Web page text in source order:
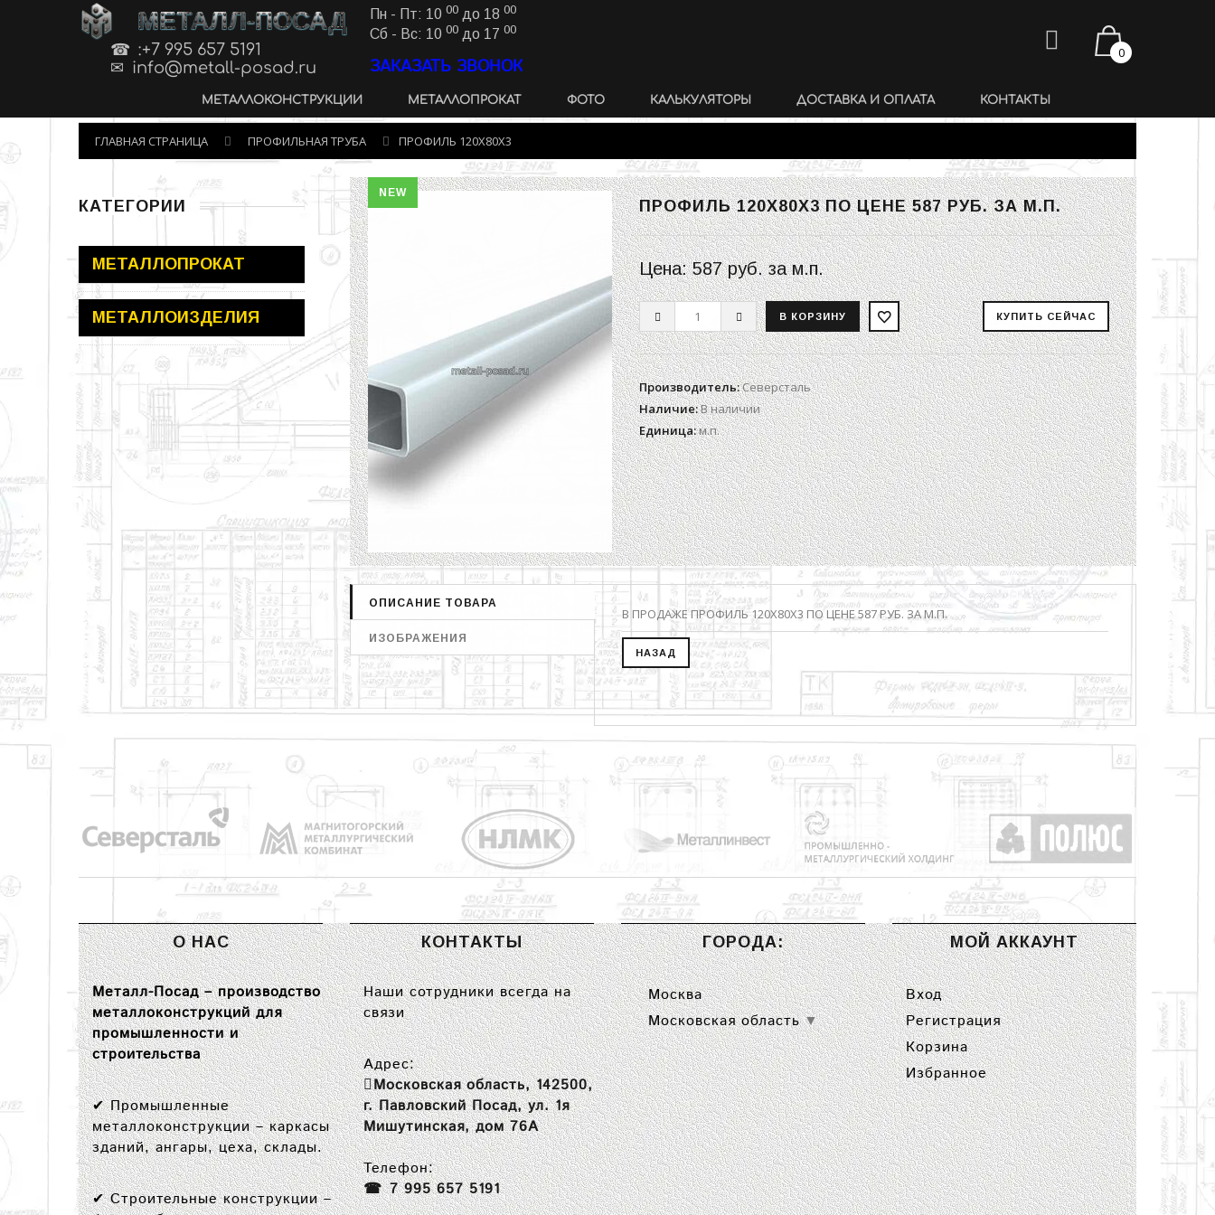
МЕТАЛЛ-ПОСАД
:+7 995 657 5191
info@metall-posad.ru
Пн - Пт: 10 00 до 18 00
Сб - Вс: 10 00 до 17 00
ЗАКАЗАТЬ ЗВОНОК
0
МЕТАЛЛОКОНСТРУКЦИИ МЕТАЛЛОПРОКАТ ФОТО КАЛЬКУЛЯТОРЫ ДОСТАВКА И ОПЛАТА КОНТАКТЫ
ГЛАВНАЯ СТРАНИЦА ПРОФИЛЬНАЯ ТРУБА ПРОФИЛЬ 120Х80Х3
NEW
ПРОФИЛЬ 120Х80Х3 ПО ЦЕНЕ587 РУБ.ЗА М.П.
Цена:587 руб.за м.п.
Производитель:Северсталь
Наличие:В наличии
Единица:м.п.
ОПИСАНИЕ ТОВАРА
ИЗОБРАЖЕНИЯ
В ПРОДАЖЕ ПРОФИЛЬ 120Х80Х3 ПО ЦЕНЕ 587 РУБ. ЗА М.П.
КАТЕГОРИИ
МЕТАЛЛОПРОКАТ
МЕТАЛЛОИЗДЕЛИЯ
О НАС
Металл-Посад – производство
металлоконструкций для
промышленности и
строительства
✔Промышленные
металлоконструкции– каркасы
зданий, ангары, цеха, склады.
✔Строительные конструкции–
КОНТАКТЫ
Наши сотрудники всегда на
связи
Адрес:
Московская область, 142500,
г. Павловский Посад, ул. 1я
Мишутинская, дом 76А
Телефон:
7 995 657 5191
ГОРОДА:
Москва
Московская область ▼
МОЙ АККАУНТ
Вход
Регистрация
Корзина
Избранное